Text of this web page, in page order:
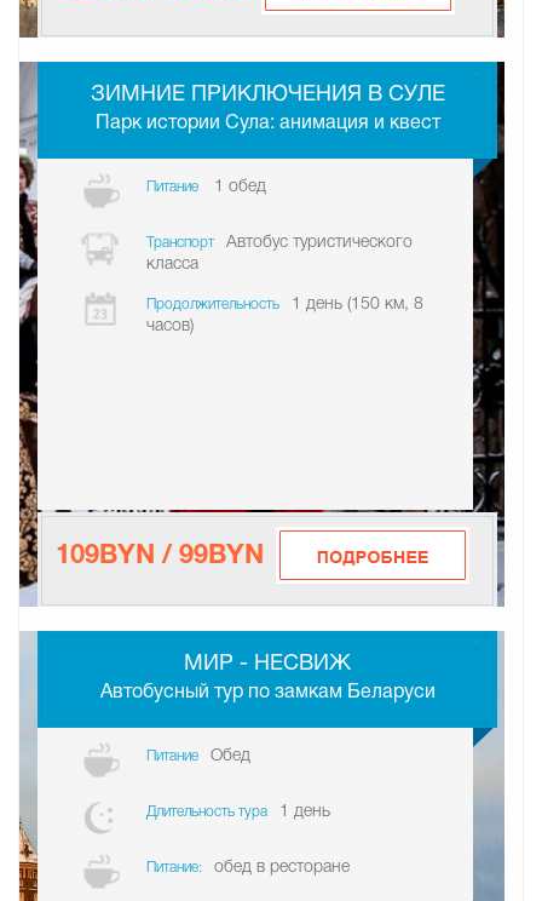
ЗИМНИЕ ПРИКЛЮЧЕНИЯ В СУЛЕ
Парк истории Сула: анимация и квест
Питание 1 обед
Транспорт
Автобус туристического
класса
Продолжительность
1 день (150 км, 8
часов)
109BYN / 99BYN
-
МИР - НЕСВИЖ
Автобусный тур по замкам Беларуси
Питание Обед
Длительность тура 1 день
Питание: обед в ресторане
-